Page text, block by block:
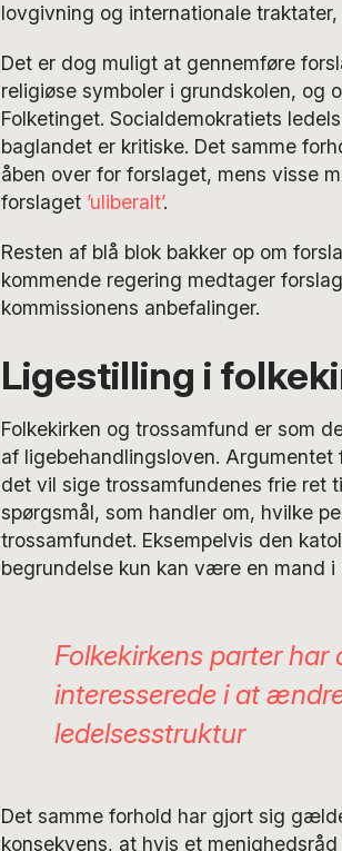
lovgivning og internationale
Det er dog muligt at gennemføre
religiøse symboler i grundskolen, og
Folketinget. Socialdemokratiets
baglandet er kritiske. Det samme
åben over for forslaget, mens visse
forslaget ’uliberalt’.
Resten af blå blok bakker op om
kommende regering medtager
kommissionens anbefalinger.
Ligestilling i
Folkekirken og trossamfund er som
af ligebehandlingsloven.
det vil sige trossamfundenes frie ret
spørgsmål, som handler om, hvilke
trossamfundet. Eksempelvis den
begrundelse kun kan være en mand i
Folkekirkens parter har
interesserede i at
ledelsesstruktur
Det samme forhold har gjort sig
konsekvens, at hvis et